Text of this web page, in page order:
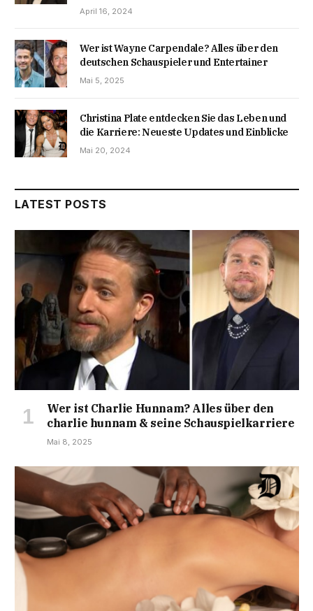
April 16, 2024
Wer ist Wayne Carpendale? Alles über den
deutschen Schauspieler und Entertainer
Mai 5, 2025
Christina Plate entdecken Sie das Leben und
die Karriere: Neueste Updates und Einblicke
Mai 20, 2024
LATEST POSTS
Wer ist Charlie Hunnam? Alles über den
charlie hunnam & seine Schauspielkarriere
Mai 8, 2025